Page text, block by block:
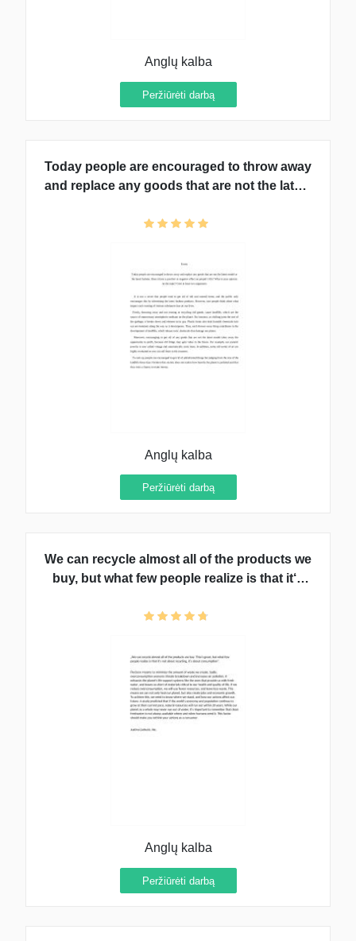
Anglų kalba
Peržiūrėti darbą
Today people are encouraged to throw away
and replace any goods that are not the latest
positive or negative effect on people’s life?
Anglų kalba
Peržiūrėti darbą
We can recycle almost all of the products we
buy, but what few people realize is that it‘s
Anglų kalba
Peržiūrėti darbą